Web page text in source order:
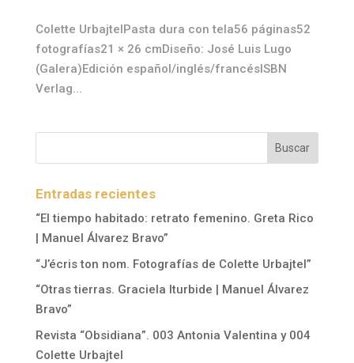
Colette UrbajtelPasta dura con tela56 páginas52
fotografías21 × 26 cmDiseño: José Luis Lugo
(Galera)Edición español/inglés/francésISBN
Verlag...
Entradas recientes
“El tiempo habitado: retrato femenino. Greta Rico
| Manuel Álvarez Bravo”
“J’écris ton nom. Fotografías de Colette Urbajtel”
“Otras tierras. Graciela Iturbide | Manuel Álvarez
Bravo”
Revista “Obsidiana”. 003 Antonia Valentina y 004
Colette Urbajtel